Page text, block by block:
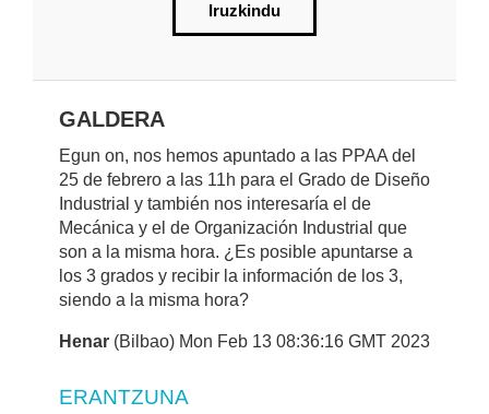
Iruzkindu
GALDERA
Egun on, nos hemos apuntado a las PPAA del
25 de febrero a las 11h para el Grado de Diseño
Industrial y también nos interesaría el de
Mecánica y el de Organización Industrial que
son a la misma hora. ¿Es posible apuntarse a
los 3 grados y recibir la información de los 3,
siendo a la misma hora?
Henar (Bilbao) Mon Feb 13 08:36:16 GMT 2023
ERANTZUNA